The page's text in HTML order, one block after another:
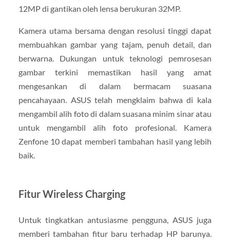
12MP di gantikan oleh lensa berukuran 32MP.
Kamera utama bersama dengan resolusi tinggi dapat
membuahkan gambar yang tajam, penuh detail, dan
berwarna. Dukungan untuk teknologi pemrosesan
gambar terkini memastikan hasil yang amat
mengesankan di dalam bermacam suasana
pencahayaan. ASUS telah mengklaim bahwa di kala
mengambil alih foto di dalam suasana minim sinar atau
untuk mengambil alih foto profesional. Kamera
Zenfone 10 dapat memberi tambahan hasil yang lebih
baik.
Fitur Wireless Charging
Untuk tingkatkan antusiasme pengguna, ASUS juga
memberi tambahan fitur baru terhadap HP barunya.